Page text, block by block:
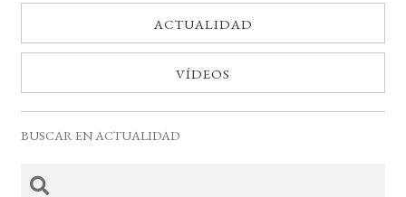
ACTUALIDAD
VÍDEOS
BUSCAR EN ACTUALIDAD